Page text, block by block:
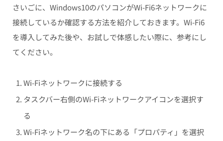
さいごに、Windows10のパソコンがWi-Fi6ネットワークに
接続しているか確認する方法を紹介しておきます。Wi-Fi6
を導入してみた後や、お試しで体感したい際に、参考にし
てください。
Wi-Fiネットワークに接続する
タスクバー右側のWi-Fiネットワークアイコンを選択す
る
Wi-Fiネットワーク名の下にある「プロパティ」を選択